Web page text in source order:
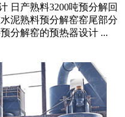
日产熟料3200吨预分解回
泥熟料预分解窑窑尾部分
分解窑的预热器设计 ...